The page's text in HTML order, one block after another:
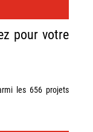
pour votre
les 656 projets